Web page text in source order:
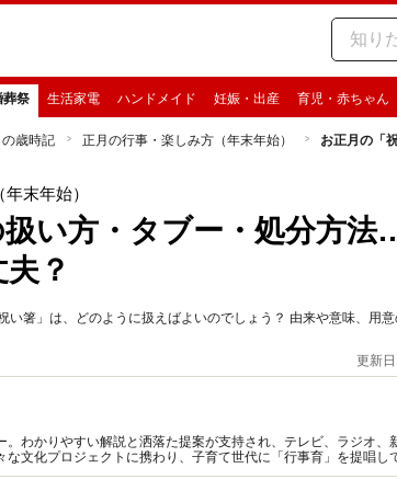
葬祭 生活家電 ハンドメイド 妊娠・出産 育児・赤ちゃん
歳時記 正月の行事・楽しみ方（年末年始） お正月の「
末年始）
い方・タブー・処分方
？
箸」は、どのように扱えばよいのでしょう？ 由来や意味、用意
更新
わかりやすい解説と洒落た提案が支持され、テレビ、ラジオ、
な文化プロジェクトに携わり、子育て世代に「行事育」を提唱し